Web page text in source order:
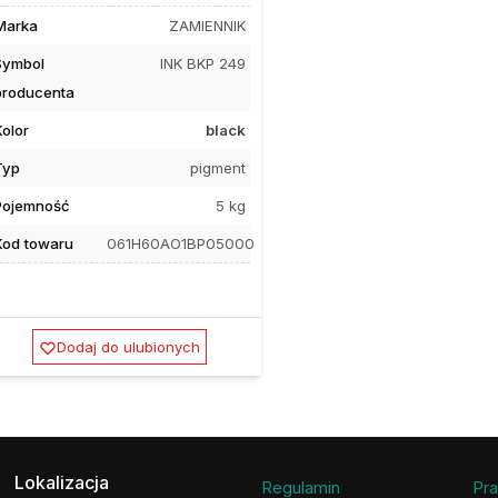
ZAMIENNIK
INK BKP 249
black
pigment
5 kg
towaru 061H60AO1BP05000
Dodaj do ulubionych
Lokalizacja
Regulamin